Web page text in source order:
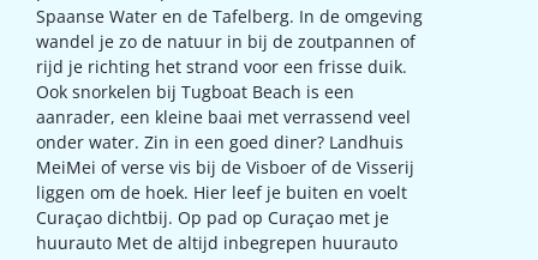
Spaanse Water en de Tafelberg. In de omgeving
wandel je zo de natuur in bij de zoutpannen of
rijd je richting het strand voor een frisse duik.
Ook snorkelen bij Tugboat Beach is een
aanrader, een kleine baai met verrassend veel
onder water. Zin in een goed diner? Landhuis
MeiMei of verse vis bij de Visboer of de Visserij
liggen om de hoek. Hier leef je buiten en voelt
Curaçao dichtbij. Op pad op Curaçao met je
huurauto Met de altijd inbegrepen huurauto